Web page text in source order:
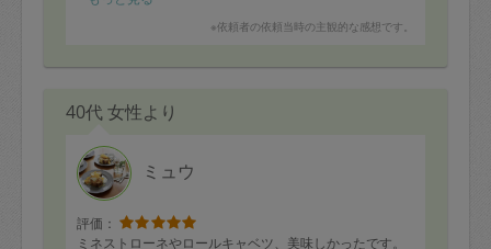
※依頼者の依頼当時の主観的な感想です。
40代 女性より
ミュウ
評価：
ミネストローネやロールキャベツ、美味しかったです。